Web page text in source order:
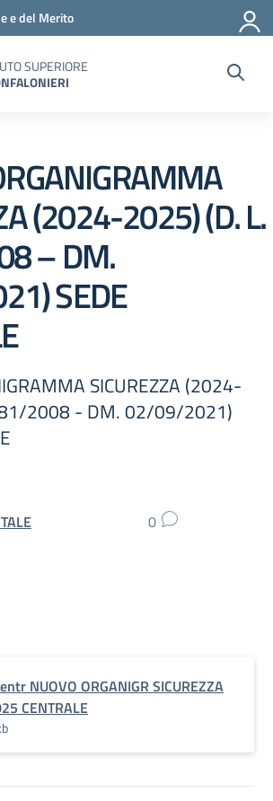
e del Merito
SUPERIORE
(2024-2025) (D. L.
– DM.
SEDE
SICUREZZA (2024-
2008 - DM. 02/09/2021)
0
NUOVO ORGANIGR SICUREZZA
CENTRALE